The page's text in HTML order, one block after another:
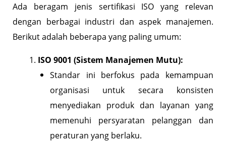
Ada beragam jenis sertifikasi ISO yang relevan
dengan berbagai industri dan aspek manajemen.
Berikut adalah beberapa yang paling umum:
ISO 9001 (Sistem Manajemen Mutu):
Standar ini berfokus pada kemampuan
organisasi untuk secara konsisten
menyediakan produk dan layanan yang
memenuhi persyaratan pelanggan dan
peraturan yang berlaku.